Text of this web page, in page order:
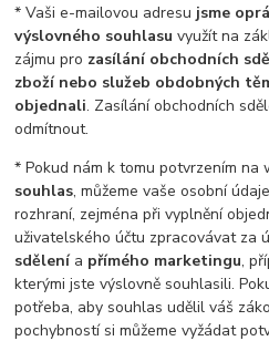
* Vaši e-mailovou adresu jsme
výslovného souhlasuvyužít na
zájmu pro zasílání obchodních
zboží nebo služeb obdobných
objednali. Zasílání obchodních
odmítnout.
* Pokud nám k tomu potvrzením na
souhlas, můžeme vaše osobní
rozhraní, zejména při vyplnění
uživatelského účtu zpracovávat za
sdělenía přímého marketingu,
kterými jste výslovně souhlasili.
potřeba, aby souhlas udělil váš
pochybností si můžeme vyžádat